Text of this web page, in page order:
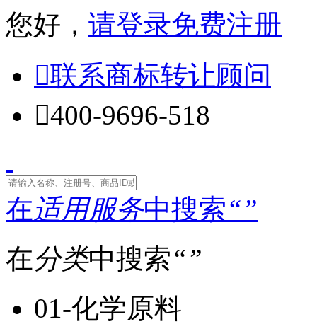
您好， 请登录免费注册
联系商标转让顾问
400-9696-518
在适用服务中搜索“”
在分类中搜索“”
01-化学原料